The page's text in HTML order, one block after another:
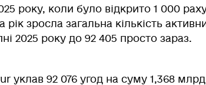
року, коли було відкрито 1 000
рік зросла загальна кількість
2025 року до 92 405 просто зараз.
уклав 92 076 угод на суму 1,368